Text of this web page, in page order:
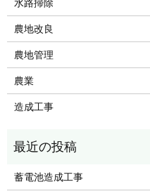
水路掃除
農地改良
農地管理
農業
造成工事
蓄電池造成工事